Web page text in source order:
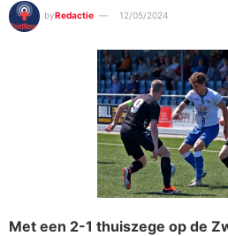
byRedactie 12/05/2024
Met een 2-1 thuiszege op de